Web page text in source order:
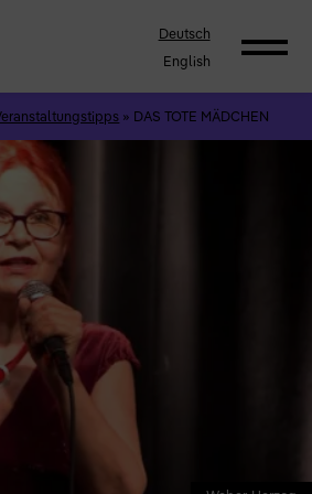
Deutsch
English
» DAS TOTE MÄDCHEN